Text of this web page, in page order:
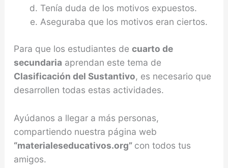
Tenía duda de los motivos expuestos.
Aseguraba que los motivos eran ciertos.
Para que los estudiantes de cuarto de
secundaria aprendan este tema de
Clasificación del Sustantivo, es necesario que
desarrollen todas estas actividades.
Ayúdanos a llegar a más personas,
compartiendo nuestra página web
“materialeseducativos.org” con todos tus
amigos.